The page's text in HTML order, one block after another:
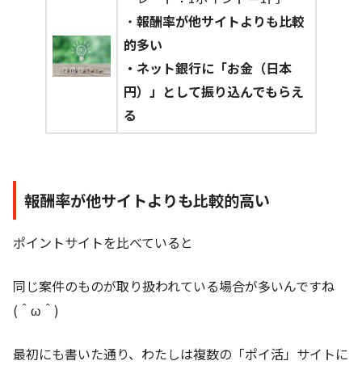
・ 報酬率が他サイトよりも比較
的多い
・ネット銀行に「お金（日本
円）」として振り込んでもらえ
る
報酬率が他サイトよりも比較的高い
ポイントサイトを比べていると
同じ案件のものが取り扱われている場合が多いんですね
(＾ω＾)
最初にも書いた通り、わたしは複数の「ポイ活」サイトに